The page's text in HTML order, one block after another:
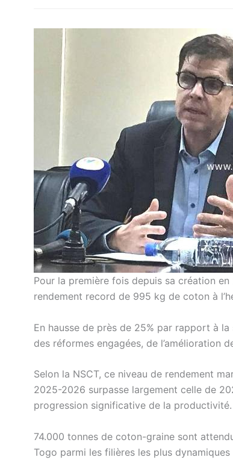
Pour la première fois depuis sa création
rendement record de 995 kg de coton à
En hausse de près de 25% par rapport à
des réformes engagées, de l’amélioration
Selon la NSCT, ce niveau de rendement
2025-2026 surpasse largement celle de
progression significative de la productivité.
74.000 tonnes de coton-graine sont
Togo parmi les filières les plus dynamiques